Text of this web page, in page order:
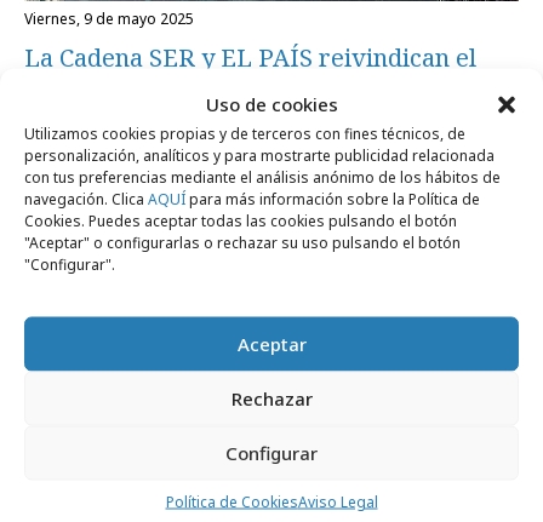
Uso de cookies
Utilizamos cookies propias y de terceros con fines técnicos, de
personalización, analíticos y para mostrarte publicidad relacionada
con tus preferencias mediante el análisis anónimo de los hábitos de
navegación. Clica AQUÍpara más información sobre la Política de
Cookies. Puedes aceptar todas las cookies pulsando el botón
"Aceptar" o configurarlas o rechazar su uso pulsando el botón
"Configurar".
Aceptar
Rechazar
Configurar
Política de CookiesAviso Legal
viernes, 9 de mayo 2025
La Cadena SER y EL PAÍS reivindican el
orgullo de ser europeos
Campañas
lunes, 7 de abril 2025